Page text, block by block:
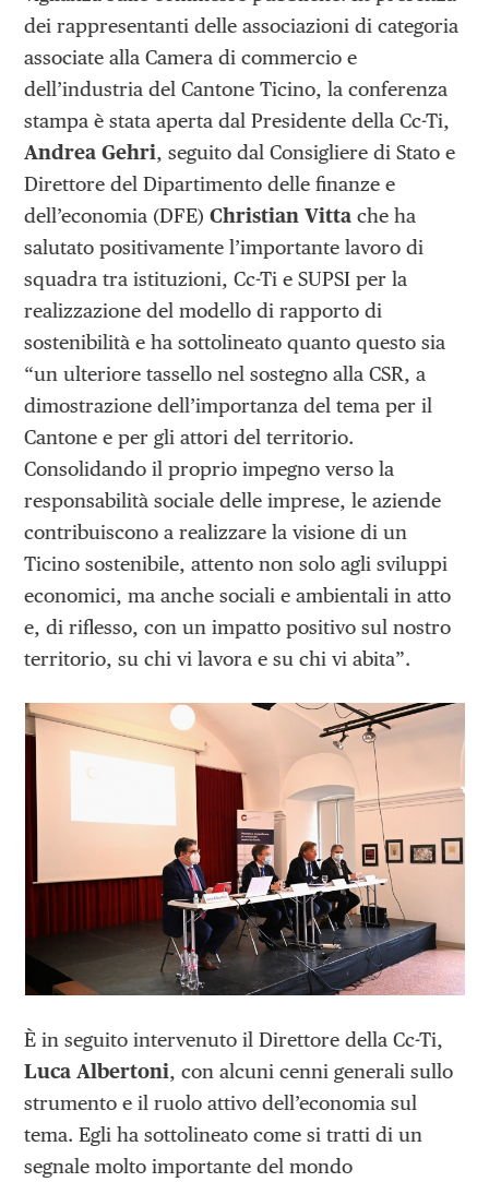
dei rappresentanti delle associazioni di categoria
associate alla Camera di commercio e
dell’industria del Cantone Ticino, la conferenza
stampa è stata aperta dal Presidente della Cc-Ti,
Andrea Gehri, seguito dal Consigliere di Stato e
Direttore del Dipartimento delle finanze e
dell’economia (DFE)Christian Vitta che ha
salutato positivamente l’importante lavoro di
squadra tra istituzioni, Cc-Ti e SUPSI per la
realizzazione del modello di rapporto di
sostenibilità e ha sottolineato quanto questo sia
“un ulteriore tassello nel sostegno alla CSR, a
dimostrazione dell’importanza del tema per il
Cantone e per gli attori del territorio.
Consolidando il proprio impegno verso la
responsabilità sociale delle imprese, le aziende
contribuiscono a realizzare la visione di un
Ticino sostenibile, attento non solo agli sviluppi
economici, ma anche sociali e ambientali in atto
e, di riflesso, con un impatto positivo sul nostro
territorio, su chi vi lavora e su chi vi abita”.
È in seguito intervenuto il Direttore della Cc-Ti,
Luca Albertoni, con alcuni cenni generali sullo
strumento e il ruolo attivo dell’economia sul
tema. Egli ha sottolineato come si tratti di un
segnale molto importante del mondo